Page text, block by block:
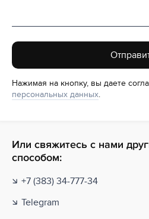
Нажимая на кнопку, вы даете
персональных данных.
Или свяжитесь с нами
способом:
+7 (383) 34-777-34
Telegram